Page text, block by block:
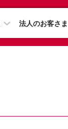
法人のお客さま